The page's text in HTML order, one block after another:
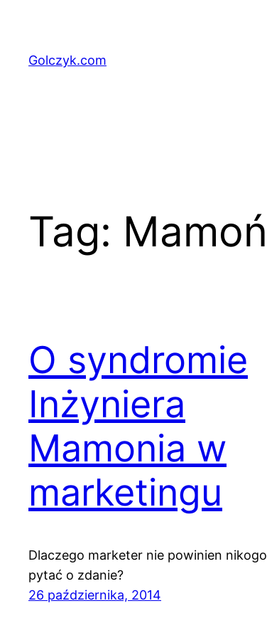
treściGolczyk.com
Tag: Mamoń
O syndromie
Inżyniera
Mamonia w
marketingu
Dlaczego marketer nie powinien nikogo
pytać o zdanie?
26 października, 2014